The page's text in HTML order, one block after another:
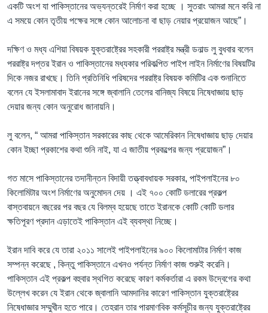
একটি অংশ যা পাকিস্তানের অভ্যন্তরেই নির্মাণ করা হচ্ছে । সুতরাং আমরা মনে করি না
এ সময়ে কোন তৃতীয় পক্ষের সঙ্গে কোন আলোচনা বা ছাড় নেয়ার প্রয়োজন আছে”।
দক্ষিণ ও মধ্য এশিয়া বিষয়ক যুক্তরাষ্ট্রের সহকারী পররাষ্ট্র মন্ত্রী ডনাল্ড লু বুধবার বলেন
পররাষ্ট্র দপ্তর ইরান ও পাকিস্তানের মধ্যকার পরিকল্পিত পাইপ লাইন নির্মাণের বিষয়টির
দিকে নজর রাখছে। তিনি প্রতিনিধি পরিষদের পররাষ্ট্র বিষয়ক কমিটির এক শুনানিতে
বলেন যে ইসলামাবাদ ইরানের সঙ্গে জ্বালানি তেলের বানিজ্য বিষয়ে নিষেধাজ্ঞায় ছাড়
দেয়ার জন্য কোন অনুরোধ জানায়নি।
লু বলেন, “ আমরা পাকিস্তান সরকারের কাছ থেকে আমেরিকান নিষেধাজ্ঞায় ছাড় দেয়ার
কোন ইচ্ছা প্রকাশের কথা শুনি নাই, যা এ জাতীয় প্রকল্পের জন্য প্রয়োজন”।
গত মাসে পাকিস্তানের তদানীন্তন বিদায়ী তত্ত্বাবধায়ক সরকার, পাইপলাইনের ৮০
কিলোমিটার অংশ নির্মাণের অনুমোদন দেয় । এই ৭০০ কোটি ডলারের প্রকল্প
বাস্তবায়নে বছরের পর বছর যে বিলম্ব হয়েছে তাতে ইরানকে কোটি কোটি ডলার
ক্ষতিপূরণ প্রদান এড়াতেই পাকিস্তান এই ব্যবস্থা নিচ্ছে।
ইরান দাবি করে যে তারা ২০১১ সালেই পাইপলাইনের ৯০০ কিলোমাটার নির্মাণ কাজ
সম্পন্ন করেছে , কিন্তু পাকিস্তানে এখনও পর্যন্ত নির্মাণ কাজ শুরুই করেনি।
পাকিস্তান এই প্রকল্প বহুবার স্থগিত করেছে কারণ কর্মকর্তারা এ রকম উদ্বেগের কথা
উল্লেখ করেন যে ইরান থেকে জ্বালানি আমদানির কারেণ পাকিস্তান যুক্তরাষ্ট্রের
নিষেধাজ্ঞার সম্মুখীন হতে পারে। তেহরান তার পারমাণবিক কর্মসূচীর জন্য যুক্তরাষ্ট্রের